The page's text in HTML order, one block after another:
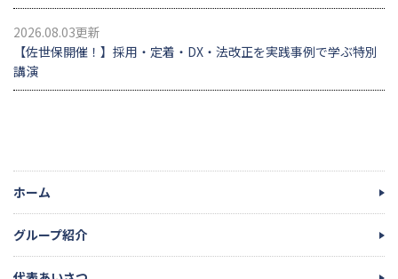
2026.08.03更新
【佐世保開催！】採用・定着・DX・法改正を実践事例で学ぶ特別
講演
ホーム
グループ紹介